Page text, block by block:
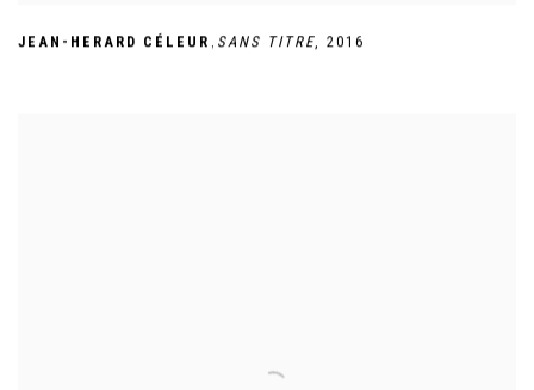
JEAN-HERARD CÉLEUR , SANS TITRE, 2016